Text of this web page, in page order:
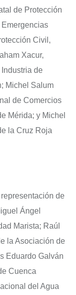
de Protección
Civil,
Xacur,
de
Michel Salum
de Comercios
Mérida; y Michel
la Cruz Roja
de
Ángel
Marista; Raúl
la Asociación de
Eduardo Galván
Cuenca
del Agua